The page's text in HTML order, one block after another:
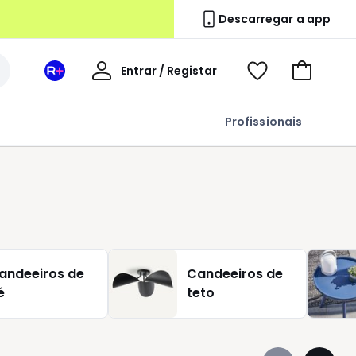
Descarregar a app
Profissionais
Espaço
Entrar / Registar
Voir
Ir
carrinho
de
Candeeiros de
teto